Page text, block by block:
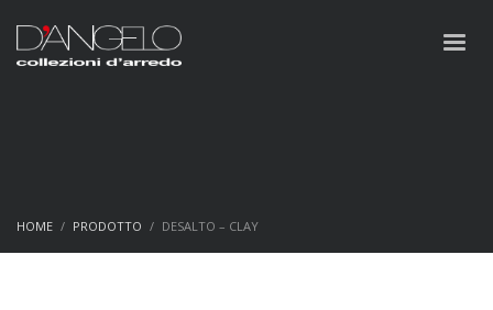
HOME PRODOTTO DESALTO – CLAY